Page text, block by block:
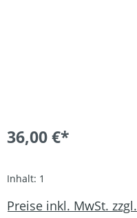
36,00 €*
Inhalt: 1
Preise inkl. MwSt.